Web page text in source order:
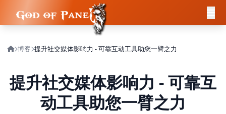
博客 提升社交媒体影响力 - 可靠互动工具助您一臂之力
提升社交媒体影响力 - 可靠互
动工具助您一臂之力